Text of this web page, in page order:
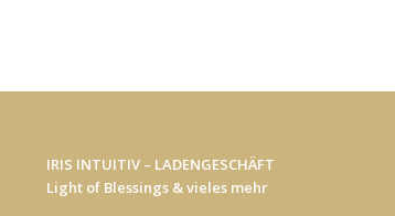
IRIS INTUITIV – LADENGESCHÄFT
Light of Blessings & vieles mehr